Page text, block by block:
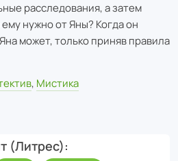
расследования, а затем
нужно от Яны? Когда он
может, только приняв правила
, Мистика
(Литрес)